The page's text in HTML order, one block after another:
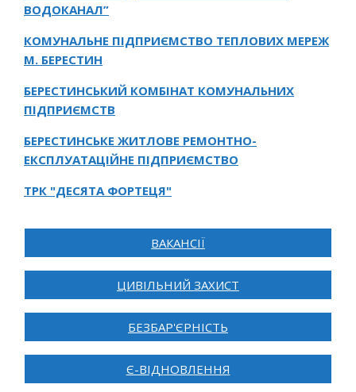
ВОДОКАНАЛ”
КОМУНАЛЬНЕ ПІДПРИЄМСТВО ТЕПЛОВИХ МЕРЕЖ
М. БЕРЕСТИН
БЕРЕСТИНСЬКИЙ КОМБІНАТ КОМУНАЛЬНИХ
ПІДПРИЄМСТВ
БЕРЕСТИНСЬКЕ ЖИТЛОВЕ РЕМОНТНО-
ЕКСПЛУАТАЦІЙНЕ ПІДПРИЄМСТВО
ТРК "ДЕСЯТА ФОРТЕЦЯ"
ВАКАНСІЇ
ЦИВІЛЬНИЙ ЗАХИСТ
БЕЗБАР'ЄРНІСТЬ
Є-ВІДНОВЛЕННЯ